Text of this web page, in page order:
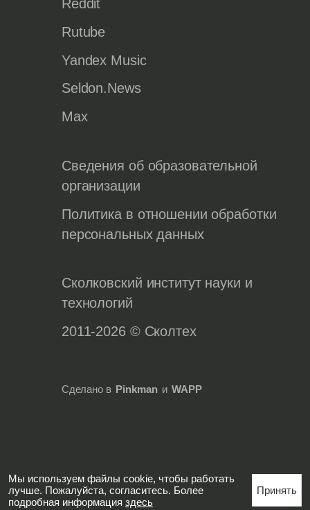
Reddit
Rutube
Yandex Music
Seldon.News
Max
Сведения об образовательной
организации
Политика в отношении обработки
персональных данных
Сколковский институт науки и
технологий
2011-2026 © Сколтех
Сделано в Pinkman и WAPP
Мы используем файлы cookie, чтобы работать
лучше. Пожалуйста, согласитесь. Более
подробная информация здесь
Принять